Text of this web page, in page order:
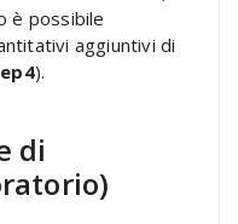
è possibile
aggiuntivi di
).
di